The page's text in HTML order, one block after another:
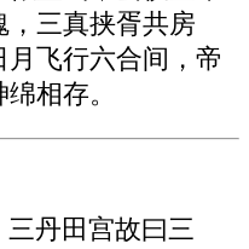
三真挟胥共房
飞行六合间，帝
相存。
三丹田宫故曰三